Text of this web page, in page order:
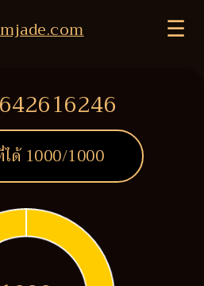
☰
ด้ 1000/1000